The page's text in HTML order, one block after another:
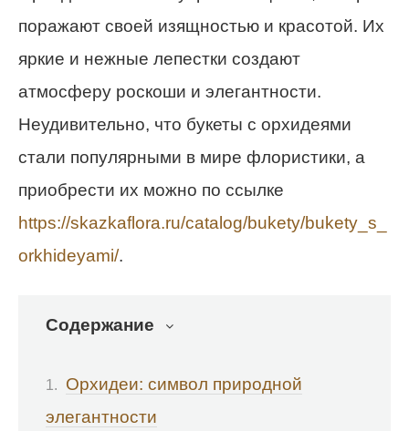
поражают своей изящностью и красотой. Их
яркие и нежные лепестки создают
атмосферу роскоши и элегантности.
Неудивительно, что букеты с орхидеями
стали популярными в мире флористики, а
приобрести их можно по ссылке
https://skazkaflora.ru/catalog/bukety/bukety_s_
orkhideyami/.
Содержание
Орхидеи: символ природной
элегантности